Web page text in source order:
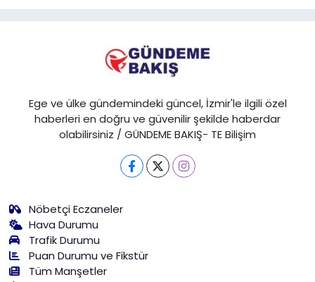
Ege ve ülke gündemindeki güncel, İzmir'le ilgili özel
haberleri en doğru ve güvenilir şekilde haberdar
olabilirsiniz / GÜNDEME BAKIŞ- TE Bilişim
Nöbetçi Eczaneler
Hava Durumu
Trafik Durumu
Puan Durumu ve Fikstür
Tüm Manşetler